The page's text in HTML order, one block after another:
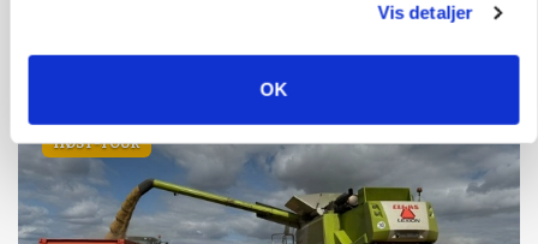
Vis detaljer
OK
HØST-TOUR